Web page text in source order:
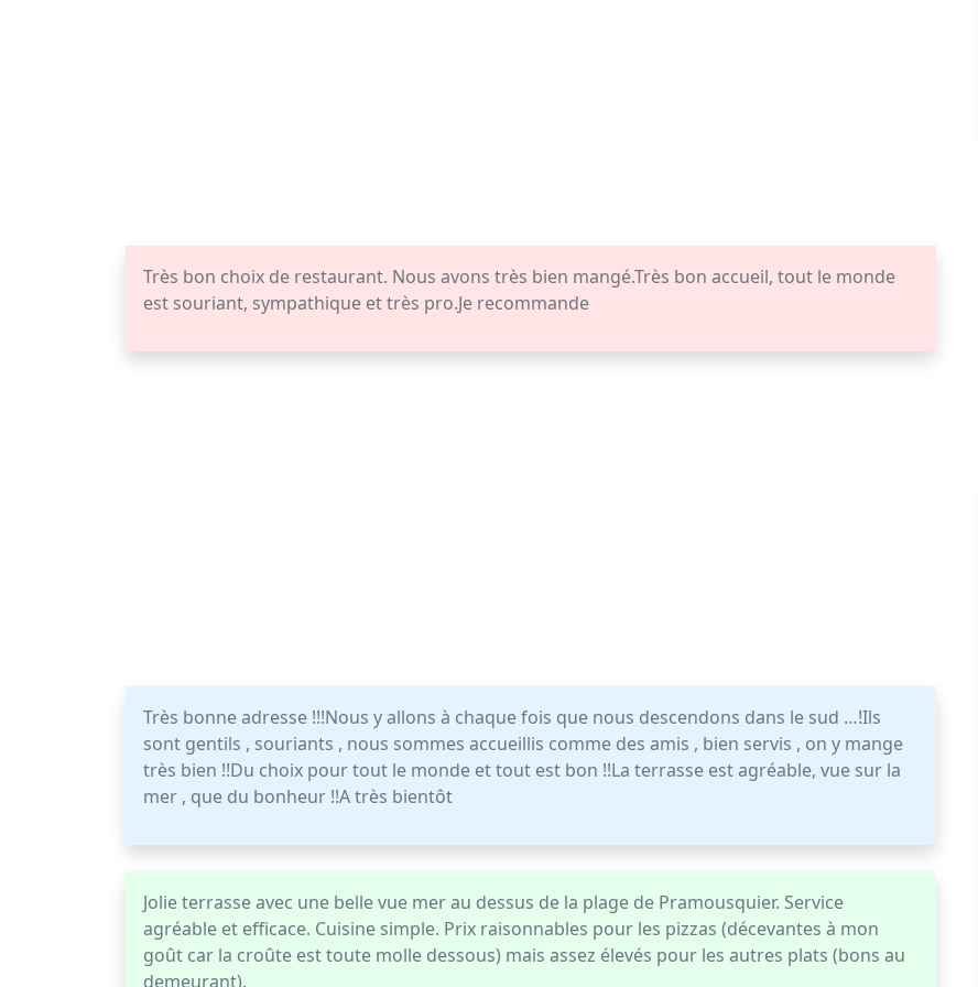
Très bon choix de restaurant. Nous avons très bien mangé.Très bon accueil, tout le monde
est souriant, sympathique et très pro.Je recommande
Très bonne adresse !!!Nous y allons à chaque fois que nous descendons dans le sud …!Ils
sont gentils , souriants , nous sommes accueillis comme des amis , bien servis , on y mange
très bien !!Du choix pour tout le monde et tout est bon !!La terrasse est agréable, vue sur la
mer , que du bonheur !!A très bientôt
Jolie terrasse avec une belle vue mer au dessus de la plage de Pramousquier. Service
agréable et efficace. Cuisine simple. Prix raisonnables pour les pizzas (décevantes à mon
goût car la croûte est toute molle dessous) mais assez élevés pour les autres plats (bons au
demeurant).